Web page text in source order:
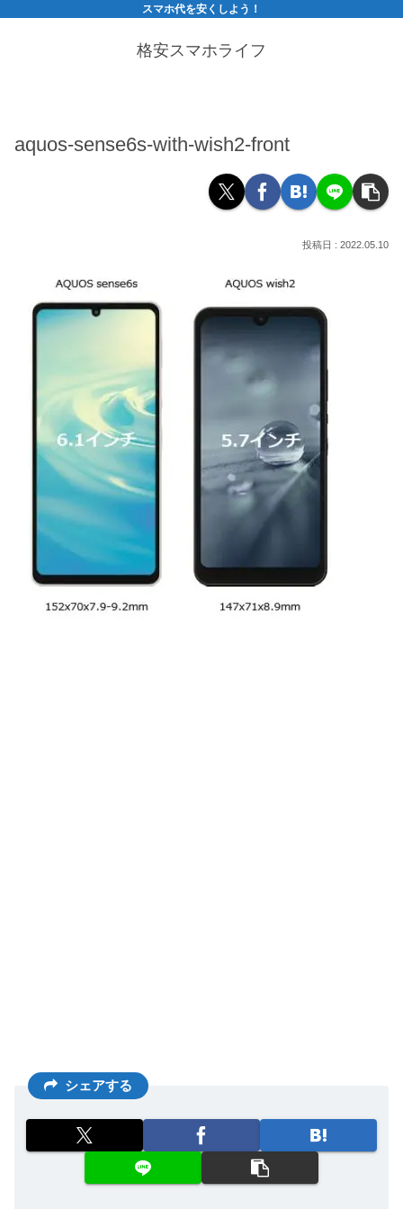
スマホ代を安くしよう！
格安スマホライフ
aquos-sense6s-with-wish2-front
2022.05.10
シェアする